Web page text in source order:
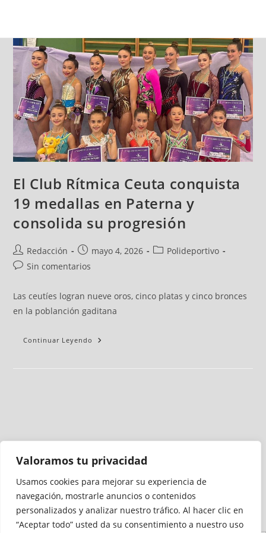
Valoramos tu privacidad
Usamos cookies para mejorar su experiencia de
navegación, mostrarle anuncios o contenidos
personalizados y analizar nuestro tráfico. Al hacer clic en
“Aceptar todo” usted da su consentimiento a nuestro uso
El Club Rítmica Ceuta conquista
19 medallas en Paterna y
consolida su progresión
Redacción mayo 4, 2026
Polideportivo
Sin comentarios
Las ceutíes logran nueve oros, cinco platas y cinco bronces
en la poblanción gaditana
Continuar Leyendo
Medio auditado por